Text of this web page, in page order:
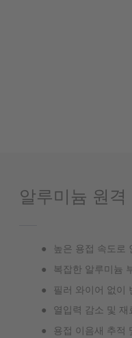
알루미늄 원
높은 용접 속도로
복잡한 알루미늄
필러 와이어 없이
열입력 감소 및 재
용접 이음새 추적